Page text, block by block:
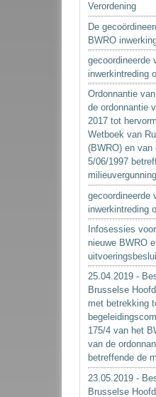
Verordening
De
BWRO
gecoordineerde
inwerkintreding
Ordonnantie
de ordonnantie
2017 tot
Wetboek van
(BWRO) en van
5/06/1997
gecoordineerde
inwerkintreding
Infosessies
nieuwe BWRO
25.04.2019 -
Brusselse
met betrekking
175/4 van het
van de
betreffende de
23.05.2019 -
Brusselse